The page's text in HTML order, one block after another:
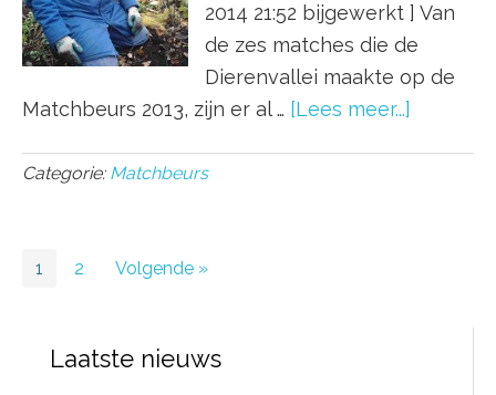
2014 21:52 bijgewerkt ] Van
de zes matches die de
Dierenvallei maakte op de
Matchbeurs 2013, zijn er al … [Lees meer...]
Categorie: Matchbeurs
1 2 Volgende »
Laatste nieuws